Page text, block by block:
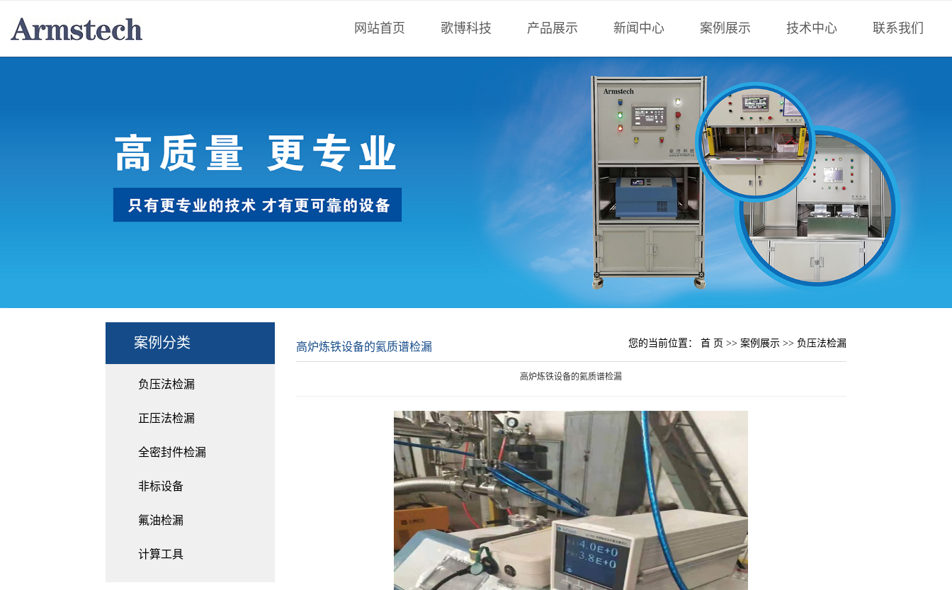
网站首页 歌博科技 产品展示
气密性检测仪
检漏工装配件
真空测量
新闻中心
歌博科技
案例展示
负压法检漏
正压法检漏
全密封件检漏
非标设备
氟油检漏
计算工具
技术中心
行业技术
计算工具
标准下载
样册下载
联系我们
案例分类
负压法检漏
正压法检漏
全密封件检漏
非标设备
氟油检漏
计算工具
高炉炼铁设备的氦质谱检漏 您的当前位置： 首 页 >> 案例展示>> 负压法检漏
高炉炼铁设备的氦质谱检漏